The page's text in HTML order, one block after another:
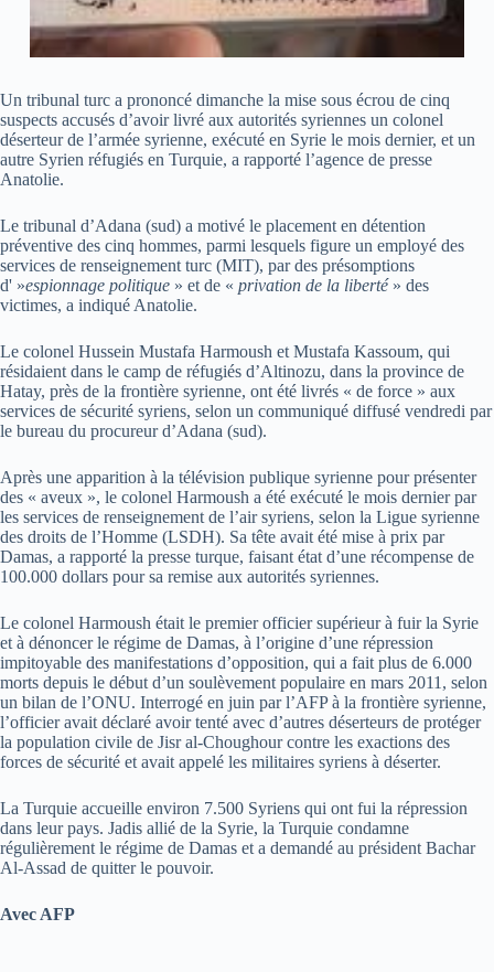
Un tribunal turc a prononcé dimanche la mise sous écrou de cinq
suspects accusés d’avoir livré aux autorités syriennes un colonel
déserteur de l’armée syrienne, exécuté en Syrie le mois dernier, et un
autre Syrien réfugiés en Turquie, a rapporté l’agence de presse
Anatolie.
Le tribunal d’Adana (sud) a motivé le placement en détention
préventive des cinq hommes, parmi lesquels figure un employé des
services de renseignement turc (MIT), par des présomptions
d' »espionnage politique » et de « privation de la liberté» des
victimes, a indiqué Anatolie.
Le colonel Hussein Mustafa Harmoush et Mustafa Kassoum, qui
résidaient dans le camp de réfugiés d’Altinozu, dans la province de
Hatay, près de la frontière syrienne, ont été livrés « de force » aux
services de sécurité syriens, selon un communiqué diffusé vendredi par
le bureau du procureur d’Adana (sud).
Après une apparition à la télévision publique syrienne pour présenter
des « aveux », le colonel Harmoush a été exécuté le mois dernier par
les services de renseignement de l’air syriens, selon la Ligue syrienne
des droits de l’Homme (LSDH). Sa tête avait été mise à prix par
Damas, a rapporté la presse turque, faisant état d’une récompense de
100.000 dollars pour sa remise aux autorités syriennes.
Le colonel Harmoush était le premier officier supérieur à fuir la Syrie
et à dénoncer le régime de Damas, à l’origine d’une répression
impitoyable des manifestations d’opposition, qui a fait plus de 6.000
morts depuis le début d’un soulèvement populaire en mars 2011, selon
un bilan de l’ONU. Interrogé en juin par l’AFP à la frontière syrienne,
l’officier avait déclaré avoir tenté avec d’autres déserteurs de protéger
la population civile de Jisr al-Choughour contre les exactions des
forces de sécurité et avait appelé les militaires syriens à déserter.
La Turquie accueille environ 7.500 Syriens qui ont fui la répression
dans leur pays. Jadis allié de la Syrie, la Turquie condamne
régulièrement le régime de Damas et a demandé au président Bachar
Al-Assad de quitter le pouvoir.
Avec AFP